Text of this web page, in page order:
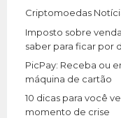
Criptomoedas
Imposto sobre
saber para ficar por
PicPay: Receba ou
máquina de cartão
10 dicas para você
momento de crise